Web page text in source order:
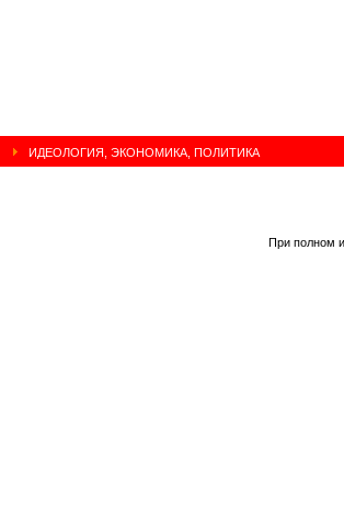
ИДЕОЛОГИЯ, ЭКОНОМИКА, ПОЛИТИКА
При полном